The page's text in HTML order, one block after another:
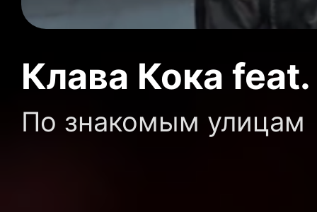
Клава Кока
По знакомым улицам